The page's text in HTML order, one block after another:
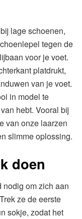
lage schoenen,
tegen de
voor je voet.
platdrukt,
van je voet.
in model te
hebt. Vooral bij
van onze laarzen
slimme oplossing.
doen
om zich aan
ze de eerste
sokje, zodat het